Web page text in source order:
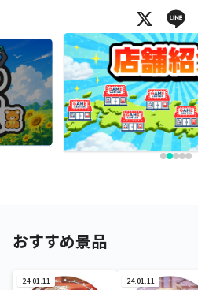
X
おすすめ景品
24.01.11 24.01.11